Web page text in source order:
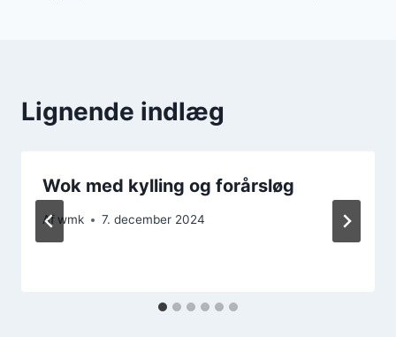
Lignende indlæg
Wok med kylling og forårsløg
Af wmk 7. december 2024